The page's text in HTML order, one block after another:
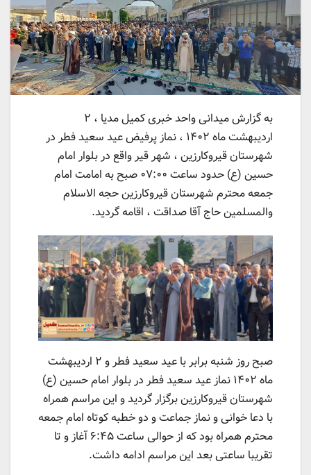
به گزارش میدانی واحد خبری کمیل مدیا ، ۲
اردیبهشت ماه ۱۴۰۲ ، نماز پرفیض عید سعید فطر در
شهرستان قیروکارزین ، شهر قیر واقع در بلوار امام
حسین (ع) حدود ساعت ۰۷:۰۰ صبح به امامت امام
جمعه محترم شهرستان قیروکارزین حجه الاسلام
والمسلمین حاج آقا صداقت ، اقامه گردید.
صبح روز شنبه برابر با عید سعید فطر و ۲ اردیبهشت
ماه ۱۴۰۲ نماز عید سعید فطر در بلوار امام حسین (ع)
شهرستان قیروکارزین برگزار گردید و این مراسم همراه
با دعا خوانی و نماز جماعت و دو خطبه کوتاه امام جمعه
محترم همراه بود که از حوالی ساعت ۶:۴۵ آغاز و تا
تقریبا ساعتی بعد این مراسم ادامه داشت.